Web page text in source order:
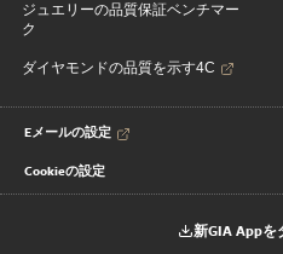
ジュエリーの品質保証ベンチマー
ク
ダイヤモンドの品質を示す4C
Eメールの設定
Cookieの設定
新GIA Appを